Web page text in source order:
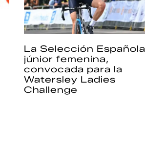
La Selección Española
júnior femenina,
convocada para la
Watersley Ladies
Challenge